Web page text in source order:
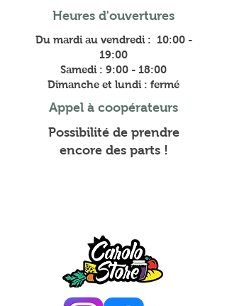
Heures d'ouvertures
Du mardi au vendredi : 10:00 -
19:00
Samedi : 9:00 - 18:00
Dimanche et lundi : fermé
Appel à coopérateurs
Possibilité de prendre
encore des parts !